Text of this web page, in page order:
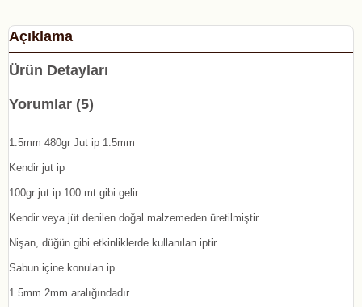
Açıklama
Ürün Detayları
Yorumlar (5)
1.5mm 480gr Jut ip 1.5mm
Kendir jut ip
100gr jut ip 100 mt gibi gelir
Kendir veya jüt denilen doğal malzemeden üretilmiştir.
Nişan, düğün gibi etkinliklerde kullanılan iptir.
Sabun içine konulan ip
1.5mm 2mm aralığındadır